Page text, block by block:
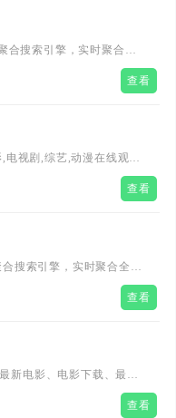
合搜索引擎，实时聚合全
下载和字幕。电影、电视
查看
电视剧,综艺,动漫在线观
好用的海外华人影院!
查看
搜索引擎，实时聚合全网
载和字幕。电影、电视
查看
新电影、电影下载、最新
、好看的电影在线观看和
看的电影电视剧，影视爱好
查看